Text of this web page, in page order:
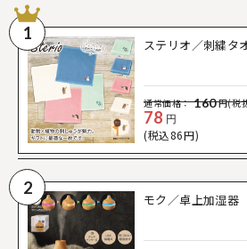
1
ステリオ／刺繍タ
通常価格： 160円(税
78 円
(税込86円)
2
モク／卓上加湿器